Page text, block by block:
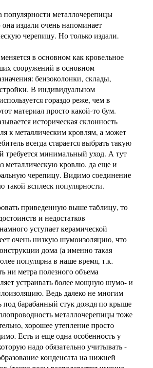
металлочерепицы
она издали очень напоминает
черепицу. Но только издали.
в основном как кровельное
сооружений в основном
бензоколонки, склады,
В индивидуальном
гораздо реже, чем в
материал просто какой-то бум.
историческая склонность
к металлическим кровлям, а может
всегда старается выбрать такую
требуется минимальный уход. А тут
металлическую кровлю, да еще и
черепицу. Видимо соединение
такой всплеск популярности.
приведенную выше таблицу, то
и недостатков
уступает керамической
очень низкую шумоизоляцию, что
дома (а именно такая
популярна в наше время, т.к.
ни метра полезного объема
устраивать более мощную шумо- и
Ведь далеко не многим
под барабанный стук дождя по крыше
металлочерепицы тоже
хорошее утепление просто
Есть и еще одна особенность у
надо обязательно учитывать -
конденсата на нижней